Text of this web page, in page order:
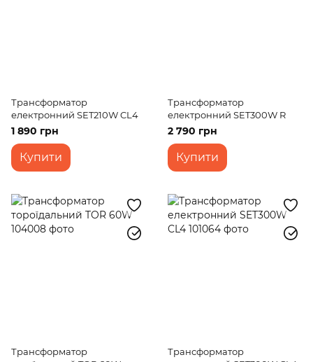
Трансформатор
електронний SET210W CL4
1 890 грн
Купити
Трансформатор
електронний SET300W R
2 790 грн
Купити
Трансформатор
Трансформатор